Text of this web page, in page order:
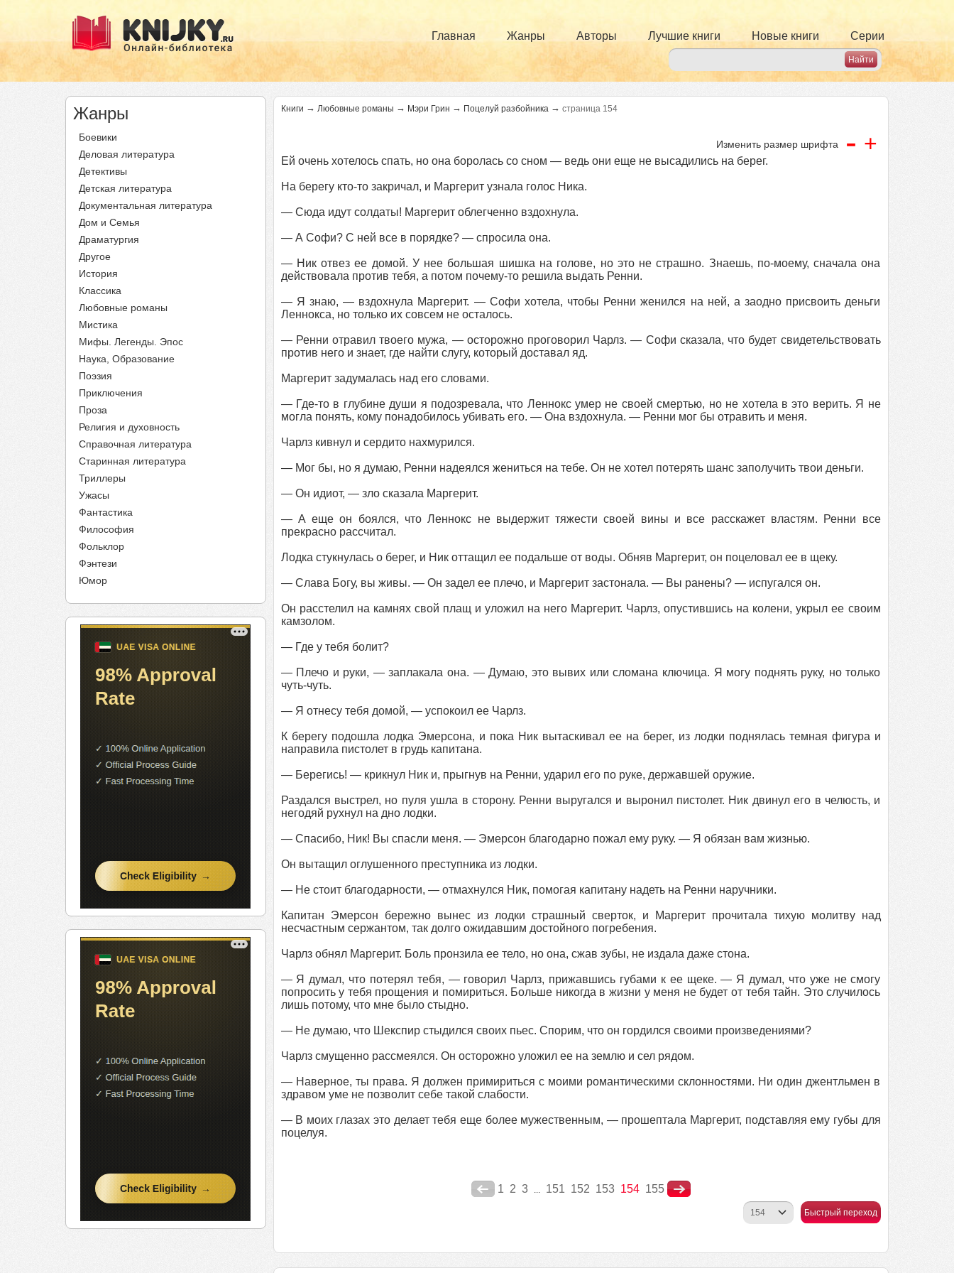
Главная Жанры Авторы Лучшие книги Новые книги Серии
Жанры
Боевики
Деловая литература
Детективы
Детская литература
Документальная литература
Дом и Семья
Драматургия
Другое
История
Классика
Любовные романы
Мистика
Мифы. Легенды. Эпос
Наука, Образование
Поэзия
Приключения
Проза
Религия и духовность
Справочная литература
Старинная литература
Триллеры
Ужасы
Фантастика
Философия
Фольклор
Фэнтези
Юмор
Книги → Любовные романы → Мэри Грин → Поцелуй разбойника → страница 154
Изменить размер шрифта - +
Ей очень хотелось спать, но она боролась со сном — ведь они еще не высадились на берег.
На берегу кто-то закричал, и Маргерит узнала голос Ника.
— Сюда идут солдаты! Маргерит облегченно вздохнула.
— А Софи? С ней все в порядке? — спросила она.
— Ник отвез ее домой. У нее большая шишка на голове, но это не страшно. Знаешь, по-моему, сначала она
действовала против тебя, а потом почему-то решила выдать Ренни.
— Я знаю, — вздохнула Маргерит. — Софи хотела, чтобы Ренни женился на ней, а заодно присвоить деньги
Леннокса, но только их совсем не осталось.
— Ренни отравил твоего мужа, — осторожно проговорил Чарлз. — Софи сказала, что будет свидетельствовать
против него и знает, где найти слугу, который доставал яд.
Маргерит задумалась над его словами.
— Где-то в глубине души я подозревала, что Леннокс умер не своей смертью, но не хотела в это верить. Я не
могла понять, кому понадобилось убивать его. — Она вздохнула. — Ренни мог бы отравить и меня.
Чарлз кивнул и сердито нахмурился.
— Мог бы, но я думаю, Ренни надеялся жениться на тебе. Он не хотел потерять шанс заполучить твои деньги.
— Он идиот, — зло сказала Маргерит.
— А еще он боялся, что Леннокс не выдержит тяжести своей вины и все расскажет властям. Ренни все
прекрасно рассчитал.
Лодка стукнулась о берег, и Ник оттащил ее подальше от воды. Обняв Маргерит, он поцеловал ее в щеку.
— Слава Богу, вы живы. — Он задел ее плечо, и Маргерит застонала. — Вы ранены? — испугался он.
Он расстелил на камнях свой плащ и уложил на него Маргерит. Чарлз, опустившись на колени, укрыл ее своим
камзолом.
— Где у тебя болит?
— Плечо и руки, — заплакала она. — Думаю, это вывих или сломана ключица. Я могу поднять руку, но только
чуть-чуть.
— Я отнесу тебя домой, — успокоил ее Чарлз.
К берегу подошла лодка Эмерсона, и пока Ник вытаскивал ее на берег, из лодки поднялась темная фигура и
направила пистолет в грудь капитана.
— Берегись! — крикнул Ник и, прыгнув на Ренни, ударил его по руке, державшей оружие.
Раздался выстрел, но пуля ушла в сторону. Ренни выругался и выронил пистолет. Ник двинул его в челюсть, и
негодяй рухнул на дно лодки.
— Спасибо, Ник! Вы спасли меня. — Эмерсон благодарно пожал ему руку. — Я обязан вам жизнью.
Он вытащил оглушенного преступника из лодки.
— Не стоит благодарности, — отмахнулся Ник, помогая капитану надеть на Ренни наручники.
Капитан Эмерсон бережно вынес из лодки страшный сверток, и Маргерит прочитала тихую молитву над
несчастным сержантом, так долго ожидавшим достойного погребения.
Чарлз обнял Маргерит. Боль пронзила ее тело, но она, сжав зубы, не издала даже стона.
— Я думал, что потерял тебя, — говорил Чарлз, прижавшись губами к ее щеке. — Я думал, что уже не смогу
попросить у тебя прощения и помириться. Больше никогда в жизни у меня не будет от тебя тайн. Это случилось
лишь потому, что мне было стыдно.
— Не думаю, что Шекспир стыдился своих пьес. Спорим, что он гордился своими произведениями?
Чарлз смущенно рассмеялся. Он осторожно уложил ее на землю и сел рядом.
— Наверное, ты права. Я должен примириться с моими романтическими склонностями. Ни один джентльмен в
здравом уме не позволит себе такой слабости.
— В моих глазах это делает тебя еще более мужественным, — прошептала Маргерит, подставляя ему губы для
поцелуя.
1 2 3 ... 151 152 153 154 155
Быстрый переход